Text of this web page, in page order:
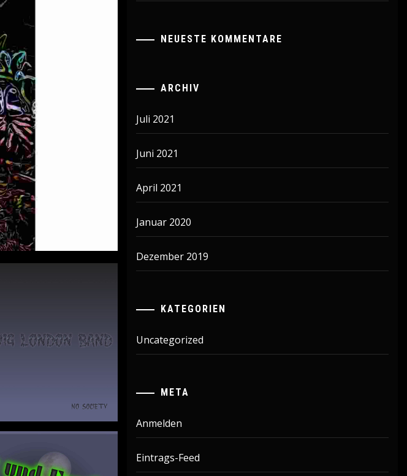
NEUESTE KOMMENTARE
ARCHIV
Juli 2021
Juni 2021
April 2021
Januar 2020
Dezember 2019
KATEGORIEN
Uncategorized
META
Anmelden
Eintrags-Feed